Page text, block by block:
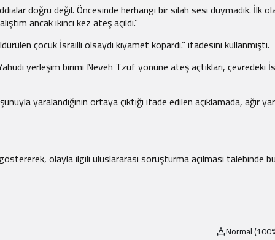
doğru değil. Öncesinde herhangi bir silah sesi duymadık. İlk
ancak ikinci kez ateş açıldı.”
çocuk İsrailli olsaydı kıyamet kopardı.” ifadesini kullanmıştı.
yerleşim birimi Neveh Tzuf yönüne ateş açtıkları,
yaralandığının ortaya çıktığı ifade edilen açıklamada,
olayla ilgili uluslararası soruşturma açılması talebinde
Normal